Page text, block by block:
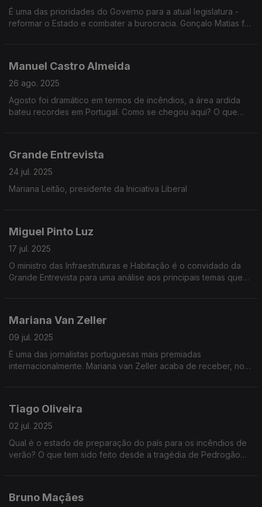
É uma das prioridades do Governo para a atual legislatura -
reformar o Estado e combater a burocracia. Gonçalo Matias foi
Manuel Castro Almeida
26 ago. 2025
Agosto foi dramático em termos de incêndios, a área ardida
bateu recordes em Portugal. Como se chegou aqui? O que
Grande Entrevista
24 jul. 2025
Mariana Leitão, presidente da Iniciativa Liberal
Miguel Pinto Luz
17 jul. 2025
O ministro das Infraestruturas e Habitação é o convidado da
Grande Entrevista para uma análise aos principais temas que
Mariana Van Zeller
09 jul. 2025
É uma das jornalistas portuguesas mais premiadas
internacionalmente. Mariana van Zeller acaba de receber, nos
Tiago Oliveira
02 jul. 2025
Qual é o estado de preparação do país para os incêndios de
verão? O que tem sido feito desde a tragédia de Pedrogão
Bruno Maçães